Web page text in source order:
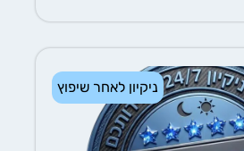
ניקיון לאחר שיפוץ